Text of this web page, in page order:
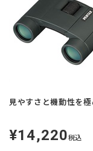
見やすさと機動性を
定
価
¥14,220税込